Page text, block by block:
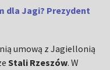
dla Jagi? Prezydent
umową z Jagiellonią
Stali Rzeszów. W